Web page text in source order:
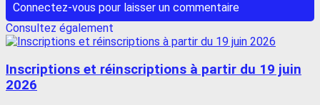
Connectez-vous pour laisser un commentaire
Consultez également
Inscriptions et réinscriptions à partir du 19 juin
2026